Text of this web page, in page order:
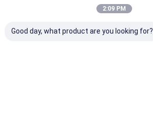
2:09 PM
Good day, what product are you looking for?